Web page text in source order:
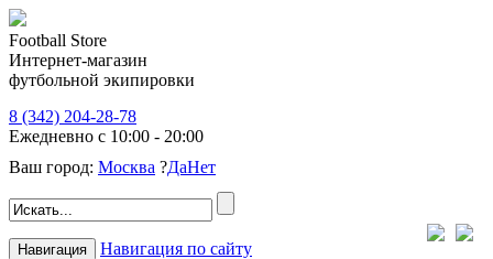
Football Store
Интернет-магазин
футбольной экипировки
8 (342) 204-28-78
Ежедневно с 10:00 - 20:00
Ваш город: Москва ?ДаНет
Навигация Навигация по сайту